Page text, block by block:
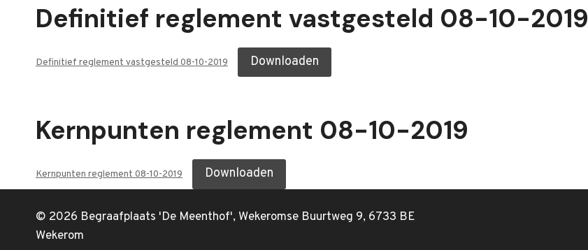
Definitief reglement vastgesteld 08-10-2019
Definitief reglement vastgesteld 08-10-2019 Downloaden
Kernpunten reglement 08-10-2019
Kernpunten reglement 08-10-2019 Downloaden
© 2026 Begraafplaats 'De Meenthof', Wekeromse Buurtweg 9, 6733 BE
Wekerom